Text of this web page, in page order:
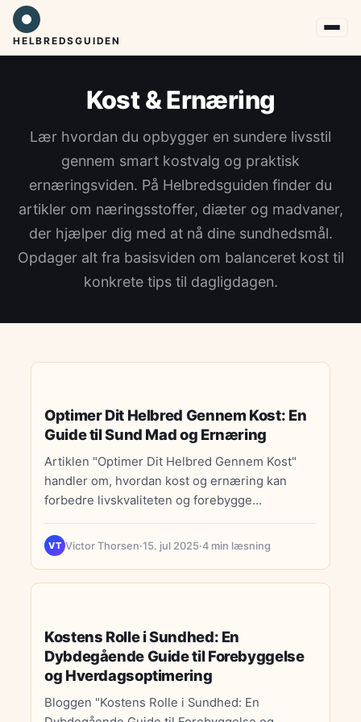
HELBREDSGUIDEN
Kost & Ernæring
Lær hvordan du opbygger en sundere livsstil
gennem smart kostvalg og praktisk
ernæringsviden. På Helbredsguiden finder du
artikler om næringsstoffer, diæter og madvaner,
der hjælper dig med at nå dine sundhedsmål.
Opdager alt fra basisviden om balanceret kost til
konkrete tips til dagligdagen.
Optimer Dit Helbred Gennem Kost: En
Guide til Sund Mad og Ernæring
Artiklen "Optimer Dit Helbred Gennem Kost"
handler om, hvordan kost og ernæring kan
forbedre livskvaliteten og forebygge
antiinflammatorisk kost, som omfatter
fødevarer der reducerer inflammation, såsom
hverdagen. Artiklen understreger også
vigtigheden af vitaminer og mineraler for
kroppens funktion og afklarer almindelige
specifikke kostanbefalinger til personer med
VT Victor Thorsen·15. jul 2025·4 min læsning
Kostens Rolle i Sundhed: En
Dybdegående Guide til Forebyggelse
og Hverdagsoptimering
Bloggen "Kostens Rolle i Sundhed: En